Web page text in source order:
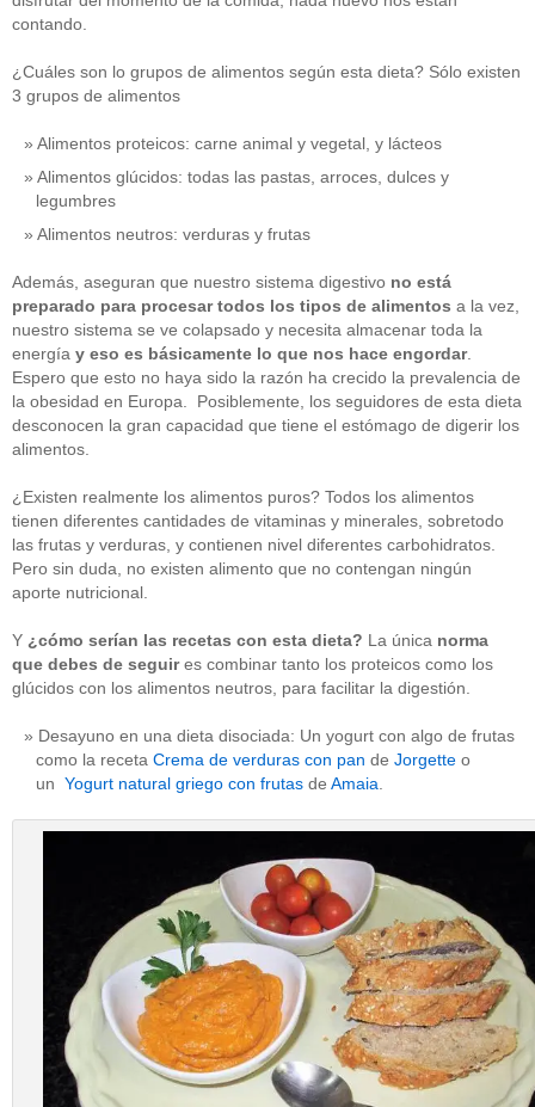
contando.
¿Cuáles son lo grupos de alimentos según esta dieta? Sólo existen
3 grupos de alimentos
Alimentos proteicos: carne animal y vegetal, y lácteos
Alimentos glúcidos: todas las pastas, arroces, dulces y
legumbres
Alimentos neutros: verduras y frutas
Además, aseguran que nuestro sistema digestivo no está
preparado para procesar todos los tipos de alimentos a la vez,
nuestro sistema se ve colapsado y necesita almacenar toda la
energía y eso es básicamente lo que nos hace engordar.
Espero que esto no haya sido la razón ha crecido la prevalencia de
la obesidad en Europa. Posiblemente, los seguidores de esta dieta
desconocen la gran capacidad que tiene el estómago de digerir los
alimentos.
¿Existen realmente los alimentos puros? Todos los alimentos
tienen diferentes cantidades de vitaminas y minerales, sobretodo
las frutas y verduras, y contienen nivel diferentes carbohidratos.
Pero sin duda, no existen alimento que no contengan ningún
aporte nutricional.
Y ¿cómo serían las recetas con esta dieta? La única norma
que debes de seguires combinar tanto los proteicos como los
glúcidos con los alimentos neutros, para facilitar la digestión.
Desayuno en una dieta disociada: Un yogurt con algo de frutas
como la receta Crema de verduras con pan de Jorgette o
un Yogurt natural griego con frutas de Amaia